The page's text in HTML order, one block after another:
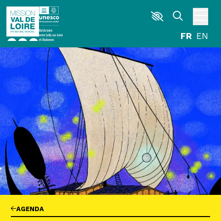
Aller au contenu principal
AGENDA
DÉCOUVRIR
EXPLORER
ARPENTER
HABITER
AGENDA
ACTUALITÉS
RESSOURCES
ICONOTHÈQUE
LA MISSION VAL DE LOIRE
G
Le journal le plus lu les pieds dans l'eau.